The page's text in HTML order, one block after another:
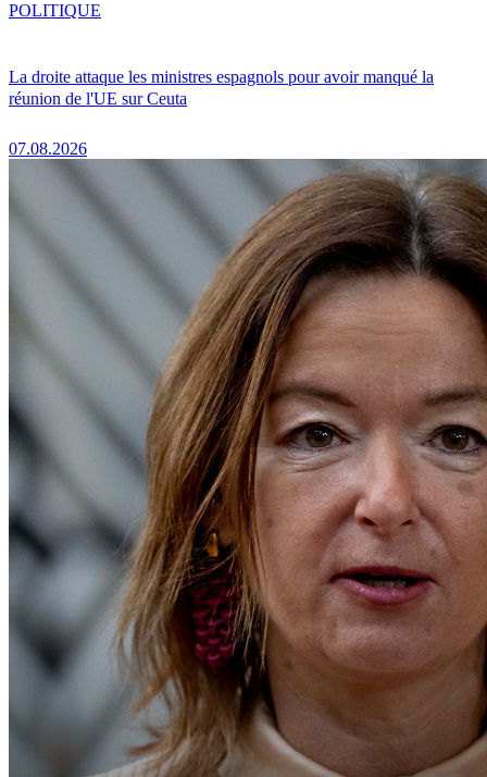
La droite attaque les ministres espagnols pour avoir manqué la
réunion de l'UE sur Ceuta
07.08.2026
POLITIQUE